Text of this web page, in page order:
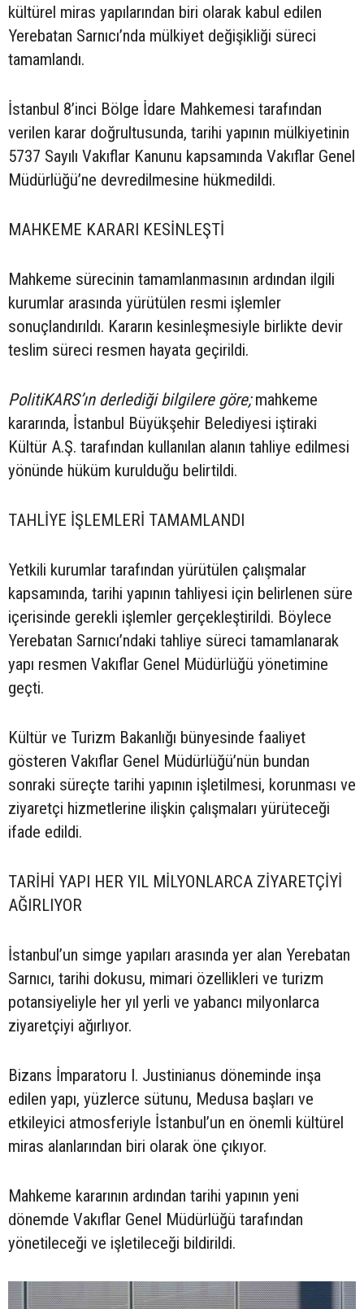
kültürel miras yapılarından biri olarak kabul edilen
Yerebatan Sarnıcı’nda mülkiyet değişikliği süreci
tamamlandı.
İstanbul 8’inci Bölge İdare Mahkemesi tarafından
verilen karar doğrultusunda, tarihi yapının mülkiyetinin
5737 Sayılı Vakıflar Kanunu kapsamında Vakıflar Genel
Müdürlüğü’ne devredilmesine hükmedildi.
MAHKEME KARARI KESİNLEŞTİ
Mahkeme sürecinin tamamlanmasının ardından ilgili
kurumlar arasında yürütülen resmi işlemler
sonuçlandırıldı. Kararın kesinleşmesiyle birlikte devir
teslim süreci resmen hayata geçirildi.
PolitiKARS’ın derlediği bilgilere göre;mahkeme
kararında, İstanbul Büyükşehir Belediyesi iştiraki
Kültür A.Ş. tarafından kullanılan alanın tahliye edilmesi
yönünde hüküm kurulduğu belirtildi.
TAHLİYE İŞLEMLERİ TAMAMLANDI
Yetkili kurumlar tarafından yürütülen çalışmalar
kapsamında, tarihi yapının tahliyesi için belirlenen süre
içerisinde gerekli işlemler gerçekleştirildi. Böylece
Yerebatan Sarnıcı’ndaki tahliye süreci tamamlanarak
yapı resmen Vakıflar Genel Müdürlüğü yönetimine
geçti.
Kültür ve Turizm Bakanlığı bünyesinde faaliyet
gösteren Vakıflar Genel Müdürlüğü’nün bundan
sonraki süreçte tarihi yapının işletilmesi, korunması ve
ziyaretçi hizmetlerine ilişkin çalışmaları yürüteceği
ifade edildi.
TARİHİ YAPI HER YIL MİLYONLARCA ZİYARETÇİYİ
AĞIRLIYOR
İstanbul’un simge yapıları arasında yer alan Yerebatan
Sarnıcı, tarihi dokusu, mimari özellikleri ve turizm
potansiyeliyle her yıl yerli ve yabancı milyonlarca
ziyaretçiyi ağırlıyor.
Bizans İmparatoru I. Justinianus döneminde inşa
edilen yapı, yüzlerce sütunu, Medusa başları ve
etkileyici atmosferiyle İstanbul’un en önemli kültürel
miras alanlarından biri olarak öne çıkıyor.
Mahkeme kararının ardından tarihi yapının yeni
dönemde Vakıflar Genel Müdürlüğü tarafından
yönetileceği ve işletileceği bildirildi.